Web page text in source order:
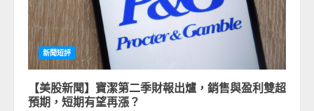
新聞短評
【美股新聞】寶潔第二季財報出爐，銷售與盈利雙超
預期，短期有望再漲？